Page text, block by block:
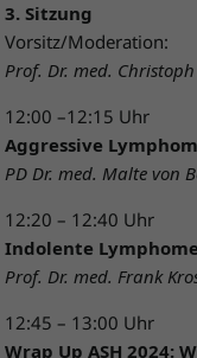
3. Sitzung
Vorsitz/Moderation:
Prof. Dr. med.
12:00 –12:15 Uhr
Aggressive
PD Dr. med. Malte von
12:20 – 12:40 Uhr
Indolente
Prof. Dr. med. Frank
12:45 – 13:00 Uhr
Wrap Up ASH 2024: